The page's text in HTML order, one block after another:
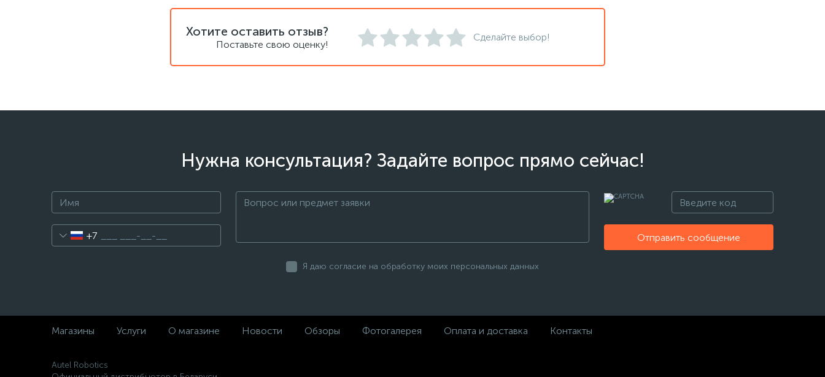
Хотите оставить отзыв?
Поставьте свою оценку!
Сделайте выбор!
Нужна консультация? Задайте вопрос прямо сейчас!
+7 Отправить сообщение
Я даю согласие на обработку моих персональных данных
Магазины Услуги О магазине Новости Обзоры Фотогалерея Оплата и доставка Контакты
Autel Robotics